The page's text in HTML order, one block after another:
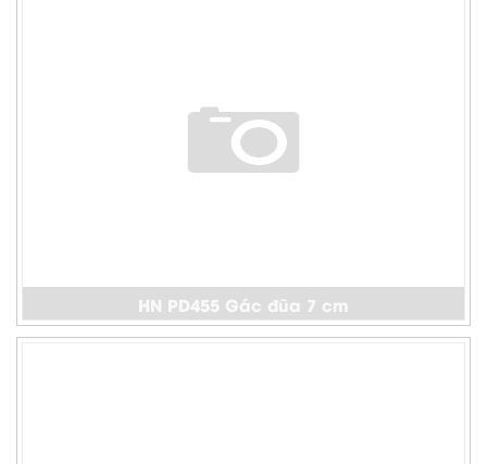
HN PD455 Gác đũa 7 cm